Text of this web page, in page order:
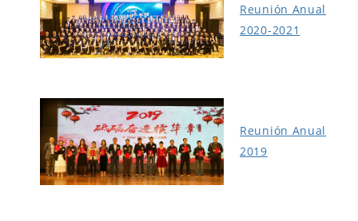
Reunión Anual
2020-2021
Reunión Anual
2019